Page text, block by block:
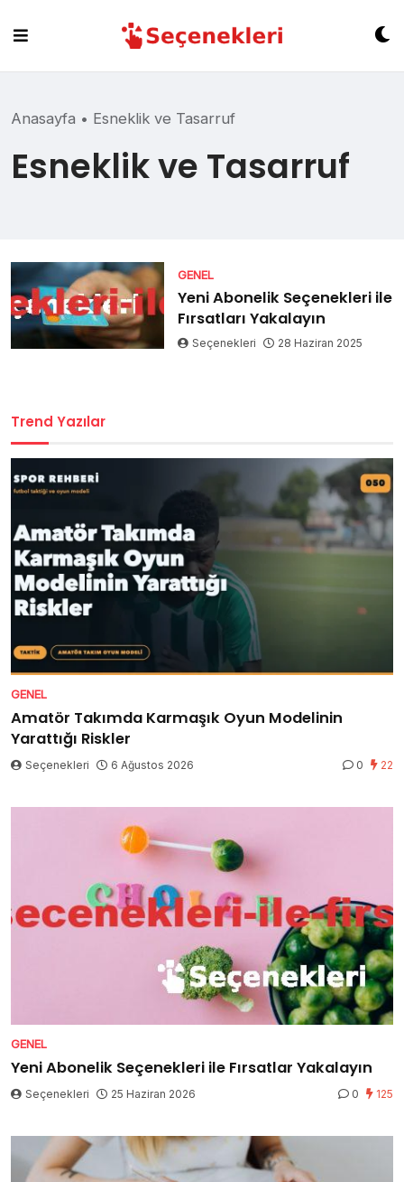
content
Anasayfa • Esneklik ve Tasarruf
Esneklik ve Tasarruf
GENEL
Yeni Abonelik Seçenekleri ile
Fırsatları Yakalayın
Seçenekleri 28 Haziran 2025
Trend Yazılar
GENEL
Amatör Takımda Karmaşık Oyun Modelinin
Yarattığı Riskler
Seçenekleri 6 Ağustos 2026 0 22
GENEL
Yeni Abonelik Seçenekleri ile Fırsatlar Yakalayın
Seçenekleri 25 Haziran 2026 0 125